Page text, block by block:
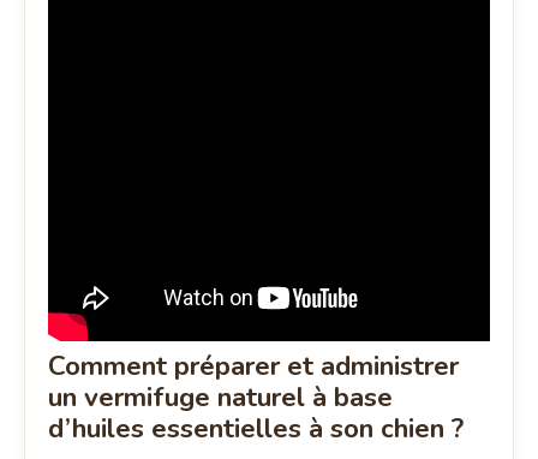
Comment préparer et administrer
un vermifuge naturel à base
d’huiles essentielles à son chien ?